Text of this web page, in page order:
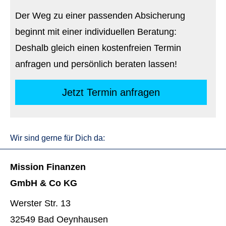
Der Weg zu einer passenden Absicherung
beginnt mit einer individuellen Beratung:
Deshalb gleich einen kostenfreien Termin
anfragen und persönlich beraten lassen!
Jetzt Termin anfragen
Wir sind gerne für Dich da:
Mission Finanzen
GmbH & Co KG
Werster Str. 13
32549 Bad Oeynhausen